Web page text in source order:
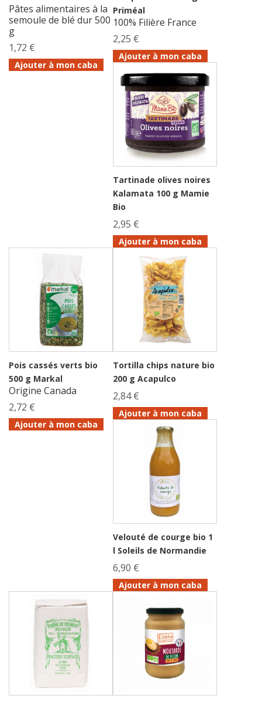
Pâtes alimentaires à la
semoule de blé dur 500
g
1,72 €
Ajouter à mon caba
Priméal
100% Filière France
2,25 €
Ajouter à mon caba
Tartinade olives noires
Kalamata 100 g Mamie
Bio
2,95 €
Ajouter à mon caba
Pois cassés verts bio
500 g Markal
Origine Canada
2,72 €
Ajouter à mon caba
Tortilla chips nature bio
200 g Acapulco
2,84 €
Ajouter à mon caba
Velouté de courge bio 1
l Soleils de Normandie
6,90 €
Ajouter à mon caba